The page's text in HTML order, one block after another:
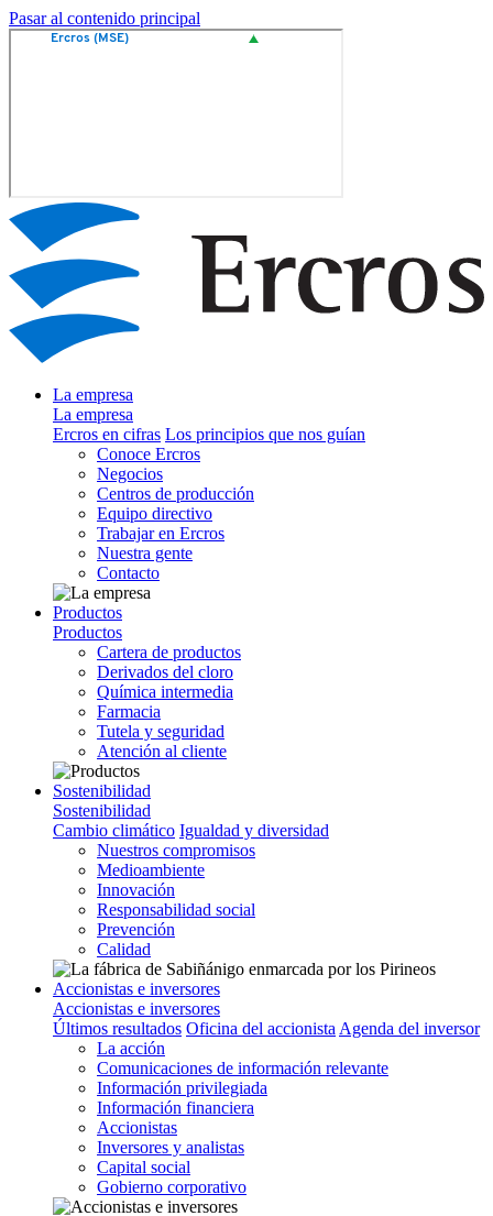
Pasar al contenido principal
La empresa
La empresa
Ercros en cifras Los principios que nos guían
Conoce Ercros
Negocios
Centros de producción
Equipo directivo
Trabajar en Ercros
Nuestra gente
Contacto
Productos
Productos
Cartera de productos
Derivados del cloro
Química intermedia
Farmacia
Tutela y seguridad
Atención al cliente
Sostenibilidad
Sostenibilidad
Cambio climático Igualdad y diversidad
Nuestros compromisos
Medioambiente
Innovación
Responsabilidad social
Prevención
Calidad
Accionistas e inversores
Accionistas e inversores
Últimos resultados Oficina del accionista Agenda del inversor
La acción
Comunicaciones de información relevante
Información privilegiada
Información financiera
Accionistas
Inversores y analistas
Capital social
Gobierno corporativo